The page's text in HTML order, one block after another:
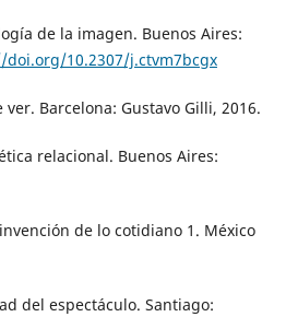
de la imagen. Buenos Aires:
10.2307/j.ctvm7bcgx
ver. Barcelona: Gustavo Gilli, 2016.
relacional. Buenos Aires:
de lo cotidiano 1. México
del espectáculo. Santiago: